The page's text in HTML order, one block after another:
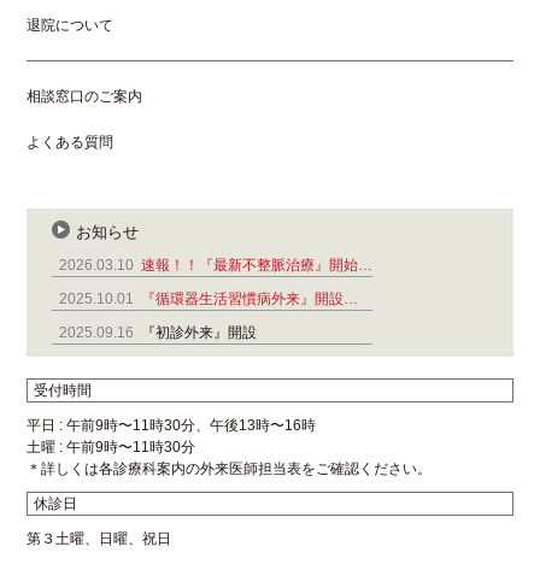
退院について
相談窓口のご案内
よくある質問
お知らせ
2026.03.10 速報！！『最新不整脈治療』開始…
2025.10.01
『循環器生活習慣病外来』開設…
2025.09.16
『初診外来』開設
受付時間
平日 : 午前9時〜11時30分、午後13時〜16時
土曜 : 午前9時〜11時30分
＊詳しくは各診療科案内の外来医師担当表をご確認ください。
休診日
第３土曜、日曜、祝日